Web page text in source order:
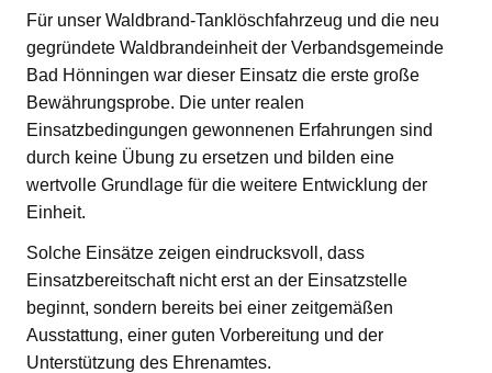
Für unser Waldbrand-Tanklöschfahrzeug und die neu
gegründete Waldbrandeinheit der Verbandsgemeinde
Bad Hönningen war dieser Einsatz die erste große
Bewährungsprobe. Die unter realen
Einsatzbedingungen gewonnenen Erfahrungen sind
durch keine Übung zu ersetzen und bilden eine
wertvolle Grundlage für die weitere Entwicklung der
Einheit.
Solche Einsätze zeigen eindrucksvoll, dass
Einsatzbereitschaft nicht erst an der Einsatzstelle
beginnt, sondern bereits bei einer zeitgemäßen
Ausstattung, einer guten Vorbereitung und der
Unterstützung des Ehrenamtes.